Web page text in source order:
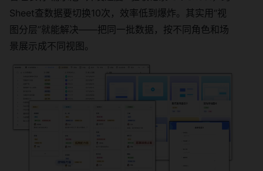
Sheet查数据要切换10次，效率低到爆炸。其实用“视
图分层”就能解决——把同一批数据，按不同角色和场
景展示成不同视图。